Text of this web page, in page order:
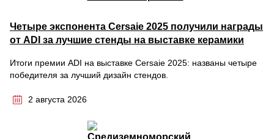
Четыре экспонента Cersaie 2025 получили награды
от ADI за лучшие стенды на выставке керамики
Итоги премии ADI на выставке Cersaie 2025: названы четыре
победителя за лучший дизайн стендов.
2 августа 2026